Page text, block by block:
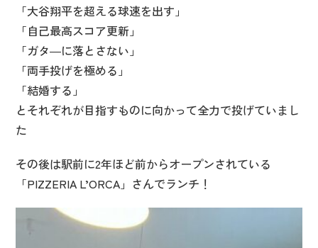
「大谷翔平を超える球速を出す」
「自己最高スコア更新」
「ガタ―に落とさない」
「両手投げを極める」
「結婚する」
とそれぞれが目指すものに向かって全力で投げていまし
た
その後は駅前に2年ほど前からオープンされている
「PIZZERIA L’ORCA」さんでランチ！